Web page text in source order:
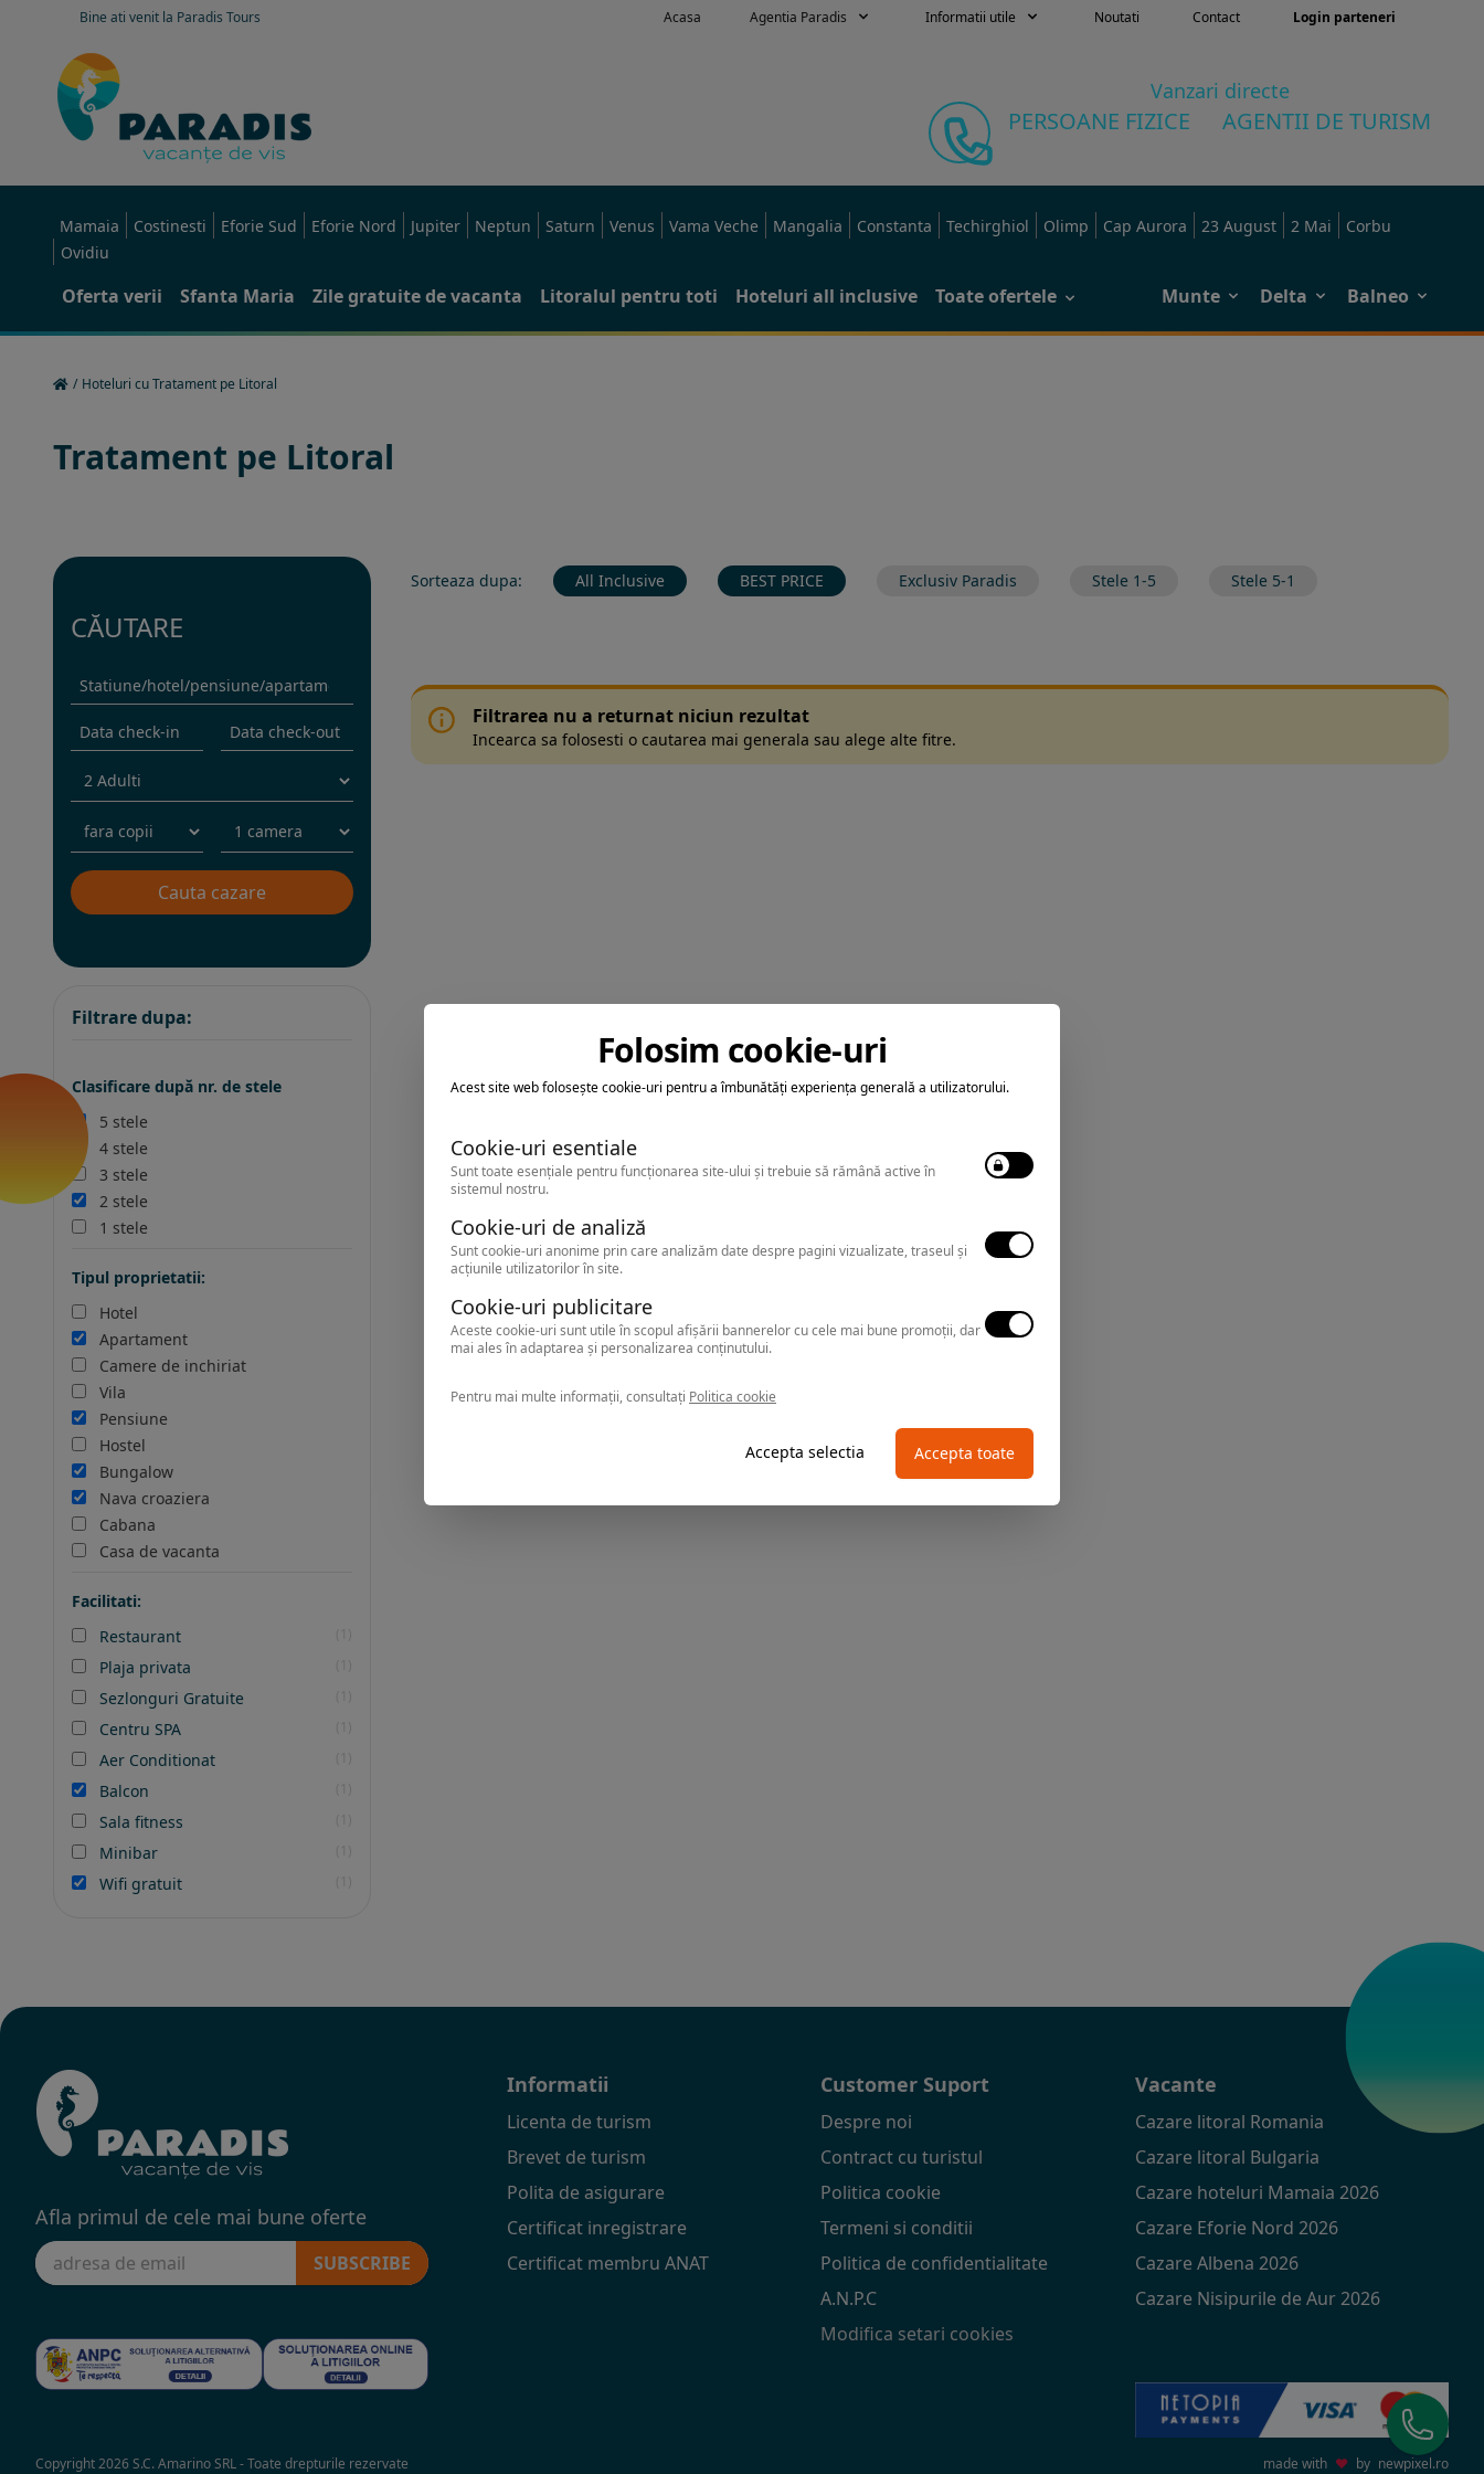
Bine ati venit la Paradis Tours Acasa Agentia Paradis Informatii utile Noutati Contact Login parteneri
Vanzari directe
PERSOANE FIZICE AGENTII DE TURISM
Mamaia Costinesti Eforie Sud Eforie Nord Jupiter Neptun Saturn Venus Vama Veche Mangalia Constanta Techirghiol Olimp Cap Aurora 23 August 2 Mai
Corbu
Ovidiu
Oferta verii Sfanta Maria Zile gratuite de vacanta Litoralul pentru toti Hoteluri all inclusive Toate ofertele Munte Delta Balneo
/ Hoteluri cu Tratament pe Litoral
Tratament pe Litoral
CĂUTARE
Filtrare dupa:
Clasificare după nr. de stele
5 stele
4 stele
3 stele
2 stele
1 stele
Tipul proprietatii:
Hotel
Apartament
Camere de inchiriat
Vila
Pensiune
Hostel
Bungalow
Nava croaziera
Cabana
Casa de vacanta
Facilitati:
Restaurant
Plaja privata
Sezlonguri Gratuite
Centru SPA
Aer Conditionat
Balcon
Sala fitness
Minibar
Wifi gratuit
Sorteaza dupa: All Inclusive BEST PRICE Exclusiv Paradis Stele 1-5 Stele 5-1
Filtrarea nu a returnat niciun rezultat
Incearca sa folosesti o cautarea mai generala sau alege alte fitre.
Afla primul de cele mai bune oferte
SUBSCRIBE
Informatii
Licenta de turism
Brevet de turism
Polita de asigurare
Certificat inregistrare
Certificat membru ANAT
Customer Suport
Despre noi
Contract cu turistul
Politica cookie
Termeni si conditii
Politica de confidentialitate
A.N.P.C
Modifica setari cookies
Vacante
Cazare litoral Romania
Cazare litoral Bulgaria
Cazare hoteluri Mamaia 2026
Cazare Eforie Nord 2026
Cazare Albena 2026
Cazare Nisipurile de Aur 2026
Copyright 2026 S.C. Amarino SRL - Toate drepturile rezervate
made with ♥ by newpixel.ro
Folosim cookie-uri
Acest site web folosește cookie-uri pentru a îmbunătăți experiența generală a utilizatorului.
Cookie-uri esentiale
Sunt toate esențiale pentru funcționarea site-ului și trebuie să rămână active în
sistemul nostru.
Cookie-uri de analiză
Sunt cookie-uri anonime prin care analizăm date despre pagini vizualizate, traseul și
acțiunile utilizatorilor în site.
Cookie-uri publicitare
Aceste cookie-uri sunt utile în scopul afișării bannerelor cu cele mai bune promoții, dar
mai ales în adaptarea și personalizarea conținutului.
Pentru mai multe informații, consultați Politica cookie
Accepta selectia Accepta toate